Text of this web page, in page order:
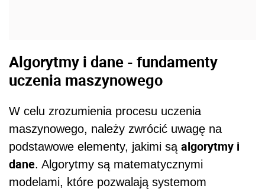
Algorytmy i dane - fundamenty
uczenia maszynowego
W celu zrozumienia procesu uczenia
maszynowego, należy zwrócić uwagę na
podstawowe elementy, jakimi są algorytmy i
dane. Algorytmy są matematycznymi
modelami, które pozwalają systemom